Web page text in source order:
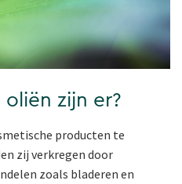
zijn er?
producten te
zij verkregen door
zoals bladeren en